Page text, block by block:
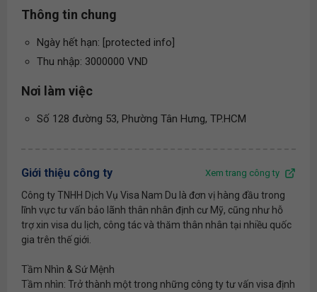
Thông tin chung
Ngày hết hạn: [protected info]
Thu nhập: 3000000 VND
Nơi làm việc
Số 128 đường 53, Phường Tân Hưng, TP.HCM
Giới thiệu công ty Xem trang công ty
Công ty TNHH Dịch Vụ Visa Nam Du là đơn vị hàng đầu trong
lĩnh vực tư vấn bảo lãnh thân nhân định cư Mỹ, cũng như hỗ
trợ xin visa du lịch, công tác và thăm thân nhân tại nhiều quốc
gia trên thế giới.
Tầm Nhìn & Sứ Mệnh
Tầm nhìn: Trở thành một trong những công ty tư vấn visa định